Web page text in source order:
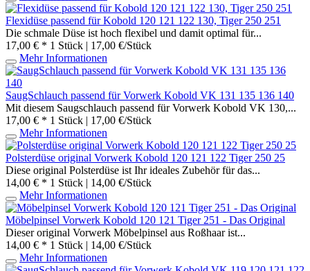
Flexidüse passend für Kobold 120 121 122 130, Tiger 250 251
Die schmale Düse ist hoch flexibel und damit optimal für...
17,00 € * 1 Stück | 17,00 €/Stück
Mehr Informationen
SaugSchlauch passend für Vorwerk Kobold VK 131 135 136 140
Mit diesem Saugschlauch passend für Vorwerk Kobold VK 130,...
17,00 € * 1 Stück | 17,00 €/Stück
Mehr Informationen
Polsterdüse original Vorwerk Kobold 120 121 122 Tiger 250 25
Diese original Polsterdüse ist Ihr ideales Zubehör für das...
14,00 € * 1 Stück | 14,00 €/Stück
Mehr Informationen
Möbelpinsel Vorwerk Kobold 120 121 Tiger 251 - Das Original
Dieser original Vorwerk Möbelpinsel aus Roßhaar ist...
14,00 € * 1 Stück | 14,00 €/Stück
Mehr Informationen